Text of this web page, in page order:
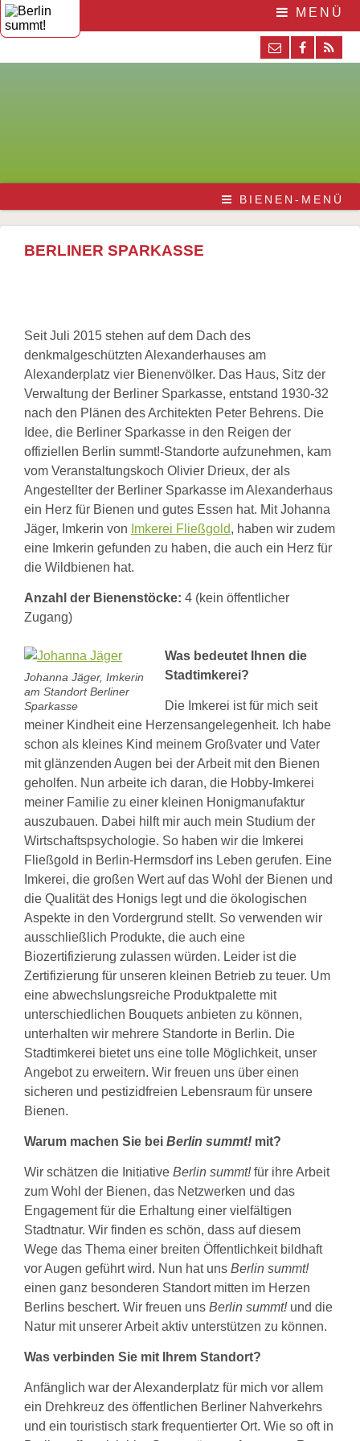
MENÜ
BIENEN-MENÜ
BERLINER SPARKASSE
Seit Juli 2015 stehen auf dem Dach des
denkmalgeschützten Alexanderhauses am
Alexanderplatz vier Bienenvölker. Das Haus, Sitz der
Verwaltung der Berliner Sparkasse, entstand 1930-32
nach den Plänen des Architekten Peter Behrens. Die
Idee, die Berliner Sparkasse in den Reigen der
offiziellen Berlin summt!-Standorte aufzunehmen, kam
vom Veranstaltungskoch Olivier Drieux, der als
Angestellter der Berliner Sparkasse im Alexanderhaus
ein Herz für Bienen und gutes Essen hat. Mit Johanna
Jäger, Imkerin von Imkerei Fließgold, haben wir zudem
eine Imkerin gefunden zu haben, die auch ein Herz für
die Wildbienen hat.
Anzahl der Bienenstöcke: 4 (kein öffentlicher
Zugang)
Johanna Jäger, Imkerin
am Standort Berliner
Sparkasse
Was bedeutet Ihnen die
Stadtimkerei?
Die Imkerei ist für mich seit
meiner Kindheit eine Herzensangelegenheit. Ich habe
schon als kleines Kind meinem Großvater und Vater
mit glänzenden Augen bei der Arbeit mit den Bienen
geholfen. Nun arbeite ich daran, die Hobby-Imkerei
meiner Familie zu einer kleinen Honigmanufaktur
auszubauen. Dabei hilft mir auch mein Studium der
Wirtschaftspsychologie. So haben wir die Imkerei
Fließgold in Berlin-Hermsdorf ins Leben gerufen. Eine
Imkerei, die großen Wert auf das Wohl der Bienen und
die Qualität des Honigs legt und die ökologischen
Aspekte in den Vordergrund stellt. So verwenden wir
ausschließlich Produkte, die auch eine
Biozertifizierung zulassen würden. Leider ist die
Zertifizierung für unseren kleinen Betrieb zu teuer. Um
eine abwechslungsreiche Produktpalette mit
unterschiedlichen Bouquets anbieten zu können,
unterhalten wir mehrere Standorte in Berlin. Die
Stadtimkerei bietet uns eine tolle Möglichkeit, unser
Angebot zu erweitern. Wir freuen uns über einen
sicheren und pestizidfreien Lebensraum für unsere
Bienen.
Warum machen Sie bei Berlin summt! mit?
Wir schätzen die Initiative Berlin summt!für ihre Arbeit
zum Wohl der Bienen, das Netzwerken und das
Engagement für die Erhaltung einer vielfältigen
Stadtnatur. Wir finden es schön, dass auf diesem
Wege das Thema einer breiten Öffentlichkeit bildhaft
vor Augen geführt wird. Nun hat uns Berlin summt!
einen ganz besonderen Standort mitten im Herzen
Berlins beschert. Wir freuen uns Berlin summt!und die
Natur mit unserer Arbeit aktiv unterstützen zu können.
Was verbinden Sie mit Ihrem Standort?
Anfänglich war der Alexanderplatz für mich vor allem
ein Drehkreuz des öffentlichen Berliner Nahverkehrs
und ein touristisch stark frequentierter Ort. Wie so oft in